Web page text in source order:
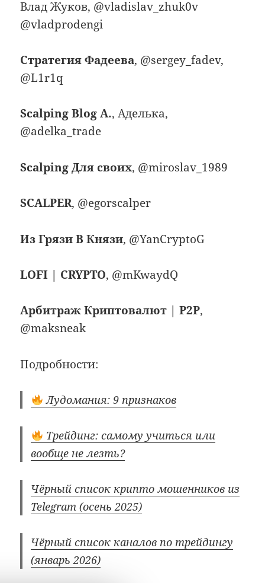
Влад Жуков, @vladislav_zhuk0v
@vladprodengi
Стратегия Фадеева, @sergey_fadev,
@L1r1q
Scalping Blog A., Аделька,
@adelka_trade
Scalping Для своих, @miroslav_1989
SCALPER, @egorscalper
Из Грязи В Князи, @YanCryptoG
LOFI | CRYPTO, @mKwaydQ
Аpбитpаж Кpиптoвалют | P2P,
@maksneak
Подробности:
Лудомания: 9 признаков
Трейдинг: самому учиться или
вообще не лезть?
Чёрный список крипто мошенников из
Telegram (осень 2025)
Чёрный список каналов по трейдингу
(январь 2026)